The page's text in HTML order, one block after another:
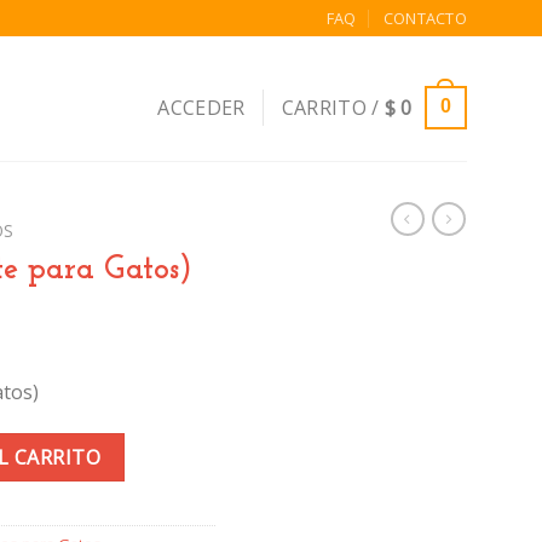
FAQ CONTACTO
ACCEDER CARRITO / $0 0
para Gatos)
cantidad
CARRITO